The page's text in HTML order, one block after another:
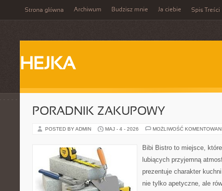
Strona główna Archiwum Budzisz mnie Ja ciebie Spis Treści
HEJKA
PORADNIK ZAKUPOWY
POSTED BY ADMIN MAJ - 4 - 2026 MOŻLIWOŚĆ
Bibi Bistro to miejsce,
lubiących przyjemną
prezentuje charakter
nie tylko apetyczne, ale